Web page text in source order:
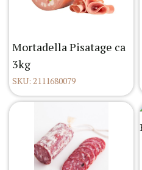
Mortadella Pisatage ca
3kg
SKU: 2111680079